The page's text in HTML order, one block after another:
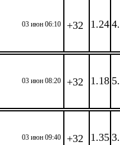
03 июн 06:10 +32 1.24
03 июн 08:20 +32 1.18
03 июн 09:40 +32 1.35